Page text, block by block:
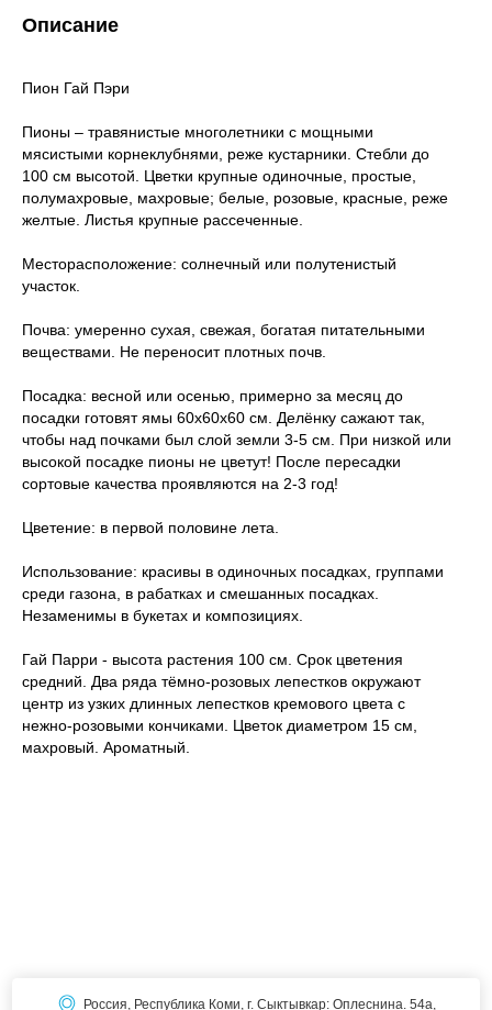
Описание
Пион Гай Пэри
Пионы – травянистые многолетники с мощными
мясистыми корнеклубнями, реже кустарники. Стебли до
100 см высотой. Цветки крупные одиночные, простые,
полумахровые, махровые; белые, розовые, красные, реже
желтые. Листья крупные рассеченные.
Месторасположение: солнечный или полутенистый
участок.
Почва: умеренно сухая, свежая, богатая питательными
веществами. Не переносит плотных почв.
Посадка: весной или осенью, примерно за месяц до
посадки готовят ямы 60х60х60 см. Делёнку сажают так,
чтобы над почками был слой земли 3-5 см. При низкой или
высокой посадке пионы не цветут! После пересадки
сортовые качества проявляются на 2-3 год!
Цветение: в первой половине лета.
Использование: красивы в одиночных посадках, группами
среди газона, в рабатках и смешанных посадках.
Незаменимы в букетах и композициях.
Гай Парри - высота растения 100 см. Срок цветения
средний. Два ряда тёмно-розовых лепестков окружают
центр из узких длинных лепестков кремового цвета с
нежно-розовыми кончиками. Цветок диаметром 15 см,
махровый. Ароматный.
Россия, Республика Коми, г. Сыктывкар: Оплеснина. 54а,